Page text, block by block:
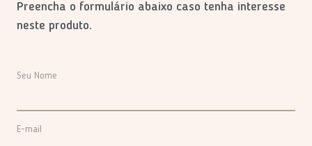
Preencha o formulário abaixo caso tenha interesse
neste produto.
Seu Nome
E-mail